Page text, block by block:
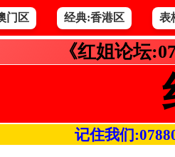
门区 经典:香港区 表
《红姐论坛
记住我们